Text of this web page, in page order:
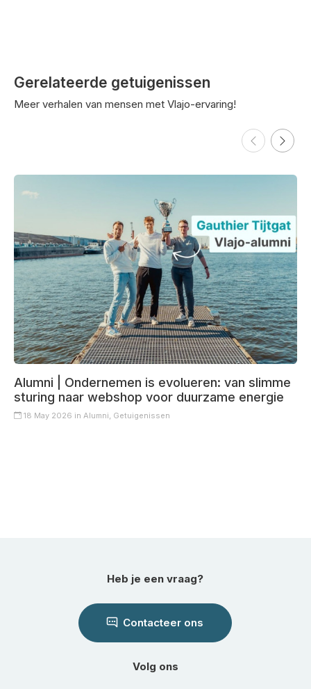
Gerelateerde getuigenissen
Meer verhalen van mensen met Vlajo-ervaring!
Alumni | Ondernemen is evolueren: van slimme
sturing naar webshop voor duurzame energie
18 May 2026 in Alumni, Getuigenissen
Heb je een vraag?
Contacteer ons
Volg ons